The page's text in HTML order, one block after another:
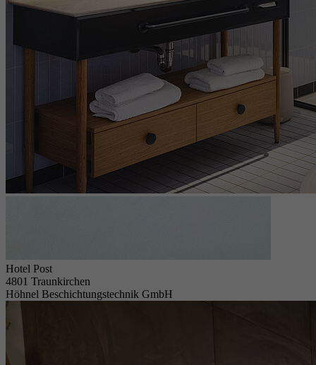
Hotel Post
4801 Traunkirchen
Höhnel Beschichtungstechnik GmbH